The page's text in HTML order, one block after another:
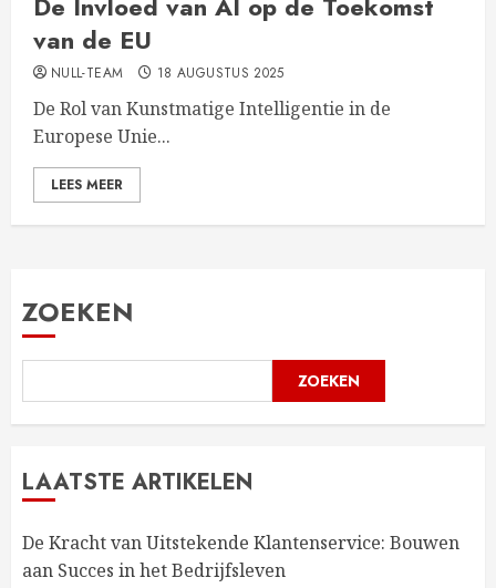
van de EU
NULL-TEAM 18 AUGUSTUS 2025
De Rol van Kunstmatige Intelligentie in de
Europese Unie...
LEES MEER
ZOEKEN
ZOEKEN
LAATSTE ARTIKELEN
De Kracht van Uitstekende Klantenservice: Bouwen
aan Succes in het Bedrijfsleven